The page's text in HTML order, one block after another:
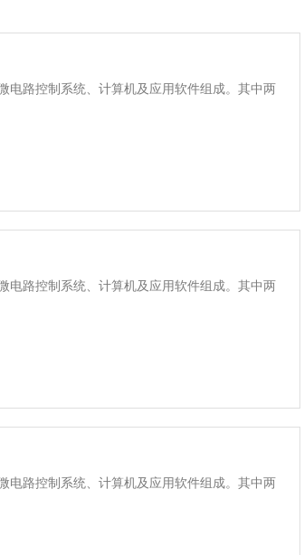
电路控制系统、计算机及应用软件组成。其中两
电路控制系统、计算机及应用软件组成。其中两
电路控制系统、计算机及应用软件组成。其中两